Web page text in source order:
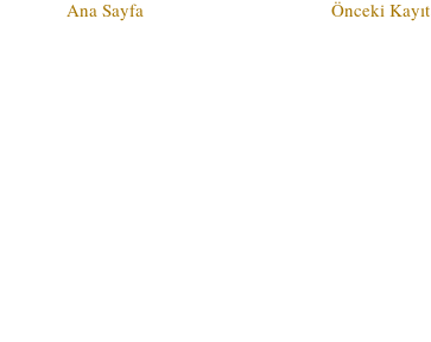
Önceki Kayıt
Ana Sayfa